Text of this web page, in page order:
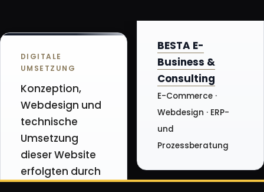
DIGITALE
UMSETZUNG
Konzeption,
Webdesign und
technische
Umsetzung
dieser Website
erfolgten durch
BESTA E-
Business &
Consulting
E-Commerce ·
Webdesign · ERP-
und
Prozessberatung